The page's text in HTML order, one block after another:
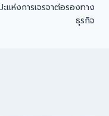
แห่งการเจรจาต่อรองทาง
ธุรกิจ